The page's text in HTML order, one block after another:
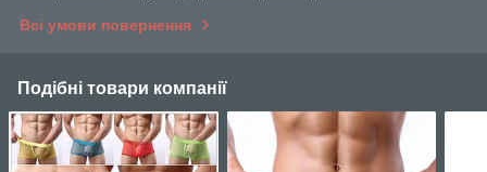
Всі умови повернення
Подібні товари компанії